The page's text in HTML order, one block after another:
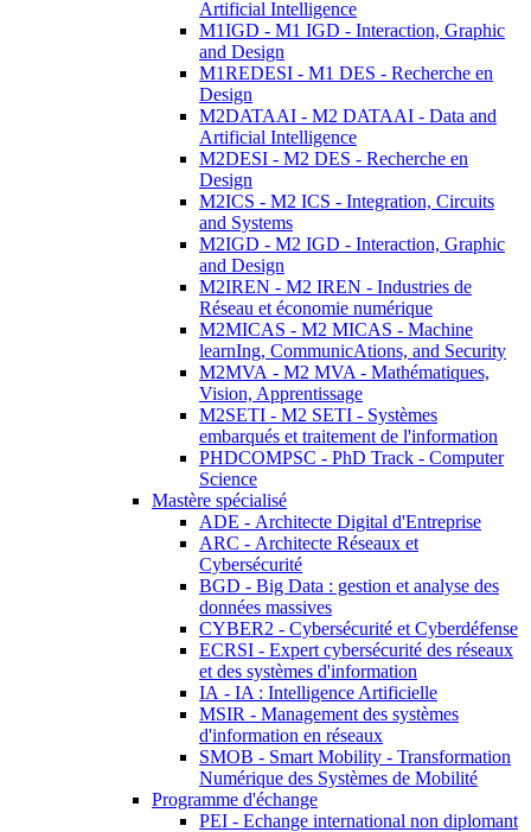
Artificial Intelligence
M1IGD - M1 IGD - Interaction, Graphic
and Design
M1REDESI - M1 DES - Recherche en
Design
M2DATAAI - M2 DATAAI - Data and
Artificial Intelligence
M2DESI - M2 DES - Recherche en
Design
M2ICS - M2 ICS - Integration, Circuits
and Systems
M2IGD - M2 IGD - Interaction, Graphic
and Design
M2IREN - M2 IREN - Industries de
Réseau et économie numérique
M2MICAS - M2 MICAS - Machine
learnIng, CommunicAtions, and Security
M2MVA - M2 MVA - Mathématiques,
Vision, Apprentissage
M2SETI - M2 SETI - Systèmes
embarqués et traitement de l'information
PHDCOMPSC - PhD Track - Computer
Science
Mastère spécialisé
ADE - Architecte Digital d'Entreprise
ARC - Architecte Réseaux et
Cybersécurité
BGD - Big Data : gestion et analyse des
données massives
CYBER2 - Cybersécurité et Cyberdéfense
ECRSI - Expert cybersécurité des réseaux
et des systèmes d'information
IA - IA : Intelligence Artificielle
MSIR - Management des systèmes
d'information en réseaux
SMOB - Smart Mobility - Transformation
Numérique des Systèmes de Mobilité
Programme d'échange
PEI - Echange international non diplomant